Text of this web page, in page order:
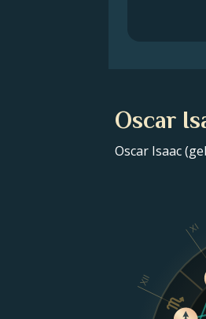
Oscar
Oscar Isaac
XI
XII